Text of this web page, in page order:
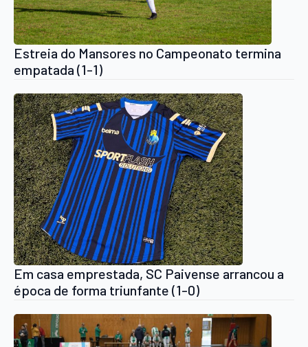
Estreia do Mansores no Campeonato termina
empatada (1-1)
Em casa emprestada, SC Paivense arrancou a
época de forma triunfante (1-0)